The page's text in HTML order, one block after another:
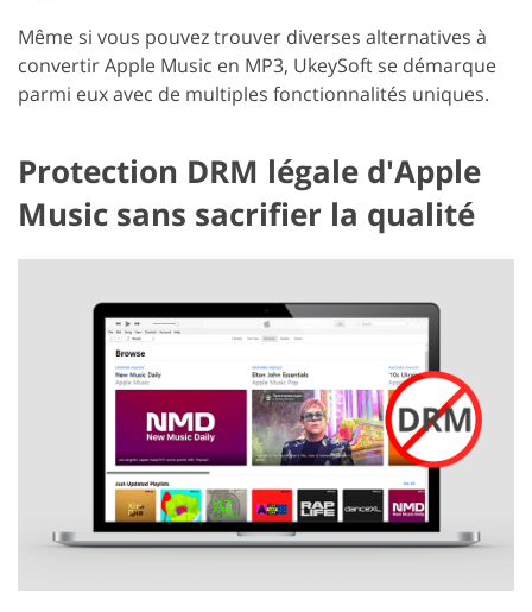
Même si vous pouvez trouver diverses alternatives à
convertir Apple Music en MP3, UkeySoft se démarque
parmi eux avec de multiples fonctionnalités uniques.
Protection DRM légale d'Apple
Music sans sacrifier la qualité